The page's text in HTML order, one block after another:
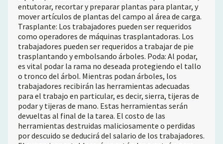
entutorar, recortar y preparar plantas para plantar, y
mover artículos de plantas del campo al área de carga.
Trasplante: Los trabajadores pueden ser requeridos
como operadores de máquinas trasplantadoras. Los
trabajadores pueden ser requeridos a trabajar de pie
trasplantando y embolsando árboles. Poda: Al podar,
es vital podar la rama no deseada protegiendo el tallo
o tronco del árbol. Mientras podan árboles, los
trabajadores recibirán las herramientas adecuadas
para el trabajo en particular, es decir, sierra, tijeras de
podar y tijeras de mano. Estas herramientas serán
devueltas al final de la tarea. El costo de las
herramientas destruidas maliciosamente o perdidas
por descuido se deducirá del salario de los trabajadores.